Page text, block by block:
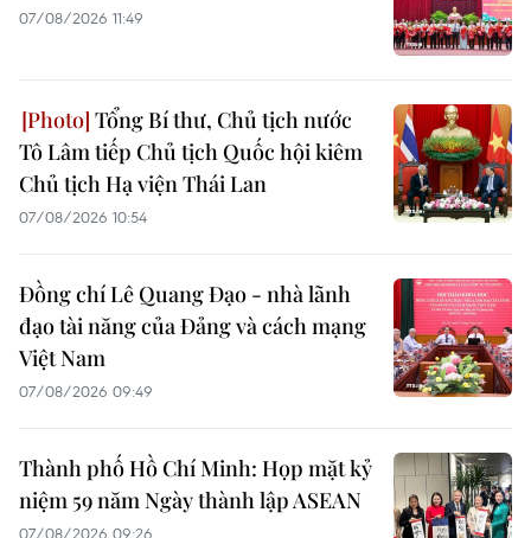
07/08/2026 11:49
Tổng Bí thư, Chủ tịch nước
Tô Lâm tiếp Chủ tịch Quốc hội kiêm
Chủ tịch Hạ viện Thái Lan
07/08/2026 10:54
Đồng chí Lê Quang Đạo - nhà lãnh
đạo tài năng của Đảng và cách mạng
Việt Nam
07/08/2026 09:49
Thành phố Hồ Chí Minh: Họp mặt kỷ
niệm 59 năm Ngày thành lập ASEAN
07/08/2026 09:26